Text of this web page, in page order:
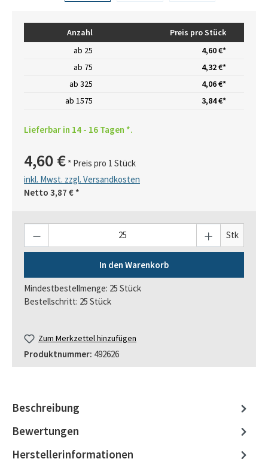
Anzahl
Preis pro Stück
ab 25
4,60 €*
ab 75
4,32 €*
ab 325
4,06 €*
ab 1575 3,84 €*
Lieferbar in 14 - 16 Tagen *.
4,60 € * Preis pro 1 Stück
inkl. Mwst. zzgl. Versandkosten
Netto 3,87 € *
Stk
In den Warenkorb
Mindestbestellmenge: 25 Stück
Bestellschritt: 25 Stück
Zum Merkzettel hinzufügen
Produktnummer: 492626
Beschreibung
Bewertungen
Herstellerinformationen